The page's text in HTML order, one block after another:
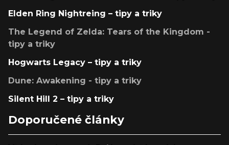
Elden Ring Nightreing – tipy a triky
The Legend of Zelda: Tears of the Kingdom -
tipy a triky
Hogwarts Legacy – tipy a triky
Dune: Awakening - tipy a triky
Silent Hill 2 – tipy a triky
Doporučené články